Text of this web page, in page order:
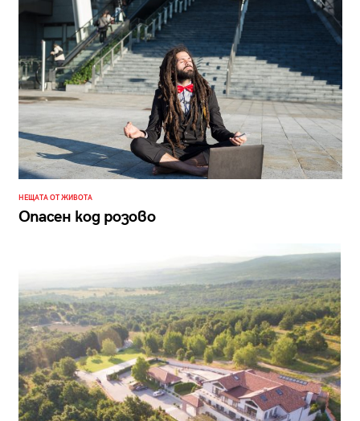
НЕЩАТА ОТ ЖИВОТА
Опасен код розово